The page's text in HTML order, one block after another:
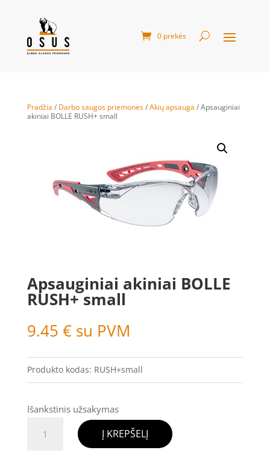
0 prekės
Pradžia / Darbo saugos priemonės/Akių apsauga / Apsauginiai
akiniai BOLLE RUSH+ small
Apsauginiai akiniai BOLLE
RUSH+ small
9.45 € su PVM
Produkto kodas: RUSH+small
Išankstinis užsakymas
kiekis:
Į KREPŠELĮ